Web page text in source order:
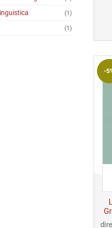
-
(1)
(1)